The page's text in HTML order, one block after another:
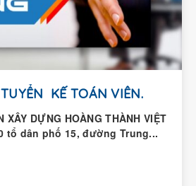
KẾ TOÁN VIÊN.
XÂY DỰNG HOÀNG THÀNH VIỆT
tổ dân phố 15, đường Trung...